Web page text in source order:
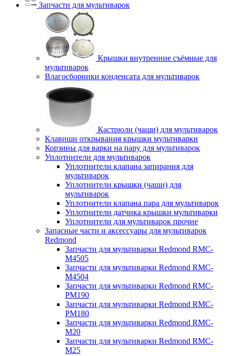
Запчасти для мультиварок
Крышки внутренние съёмные для
мультиварок
Влагосборники конденсата для мультиварок
Кастрюли (чаши) для мультиварок
Клавиши открывания крышки мультиварки
Корзины для варки на пару для мультиварок
Уплотнители для мультиварок
Уплотнители клапана запирания для
мультиварок
Уплотнители крышки (чаши) для
мультиварок
Уплотнители клапана пара для мультиварок
Уплотнители датчика крышки мультиварки
Уплотнители для мультиварок прочие
Запасные части и аксессуары для мультиварок
Redmond
Запчасти для мультиварки Redmond RMC-
M4505
Запчасти для мультиварки Redmond RMC-
M4504
Запчасти для мультиварки Redmond RMC-
PM190
Запчасти для мультиварки Redmond RMC-
PM180
Запчасти для мультиварки Redmond RMC-
M20
Запчасти для мультиварки Redmond RMC-
M25